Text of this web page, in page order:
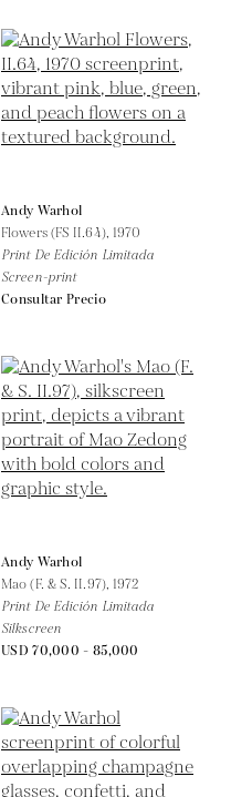
Andy Warhol
Flowers (FS II.64), 1970
Print De Edición Limitada
Screen-print
Consultar Precio
Andy Warhol
Mao (F. & S. II.97),1972
Print De Edición Limitada
Silkscreen
USD 70,000 - 85,000